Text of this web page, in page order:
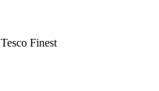
Tesco Finest